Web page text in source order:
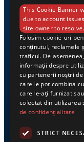
Știri din
corect și
regiune.
This Cookie Banner
due to account
site owner to resolve.
Folosim cookie-uri
conținutul, reclamele
traficul. De
informații despre
cu partenerii noștri
care le pot combina
care le-ați furnizat
colectat din utilizarea
de confidențialitate
STRICT